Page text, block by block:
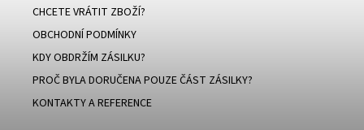
CHCETE VRÁTIT ZBOŽÍ?
OBCHODNÍ PODMÍNKY
KDY OBDRŽÍM ZÁSILKU?
PROČ BYLA DORUČENA POUZE ČÁST ZÁSILKY?
KONTAKTY A REFERENCE